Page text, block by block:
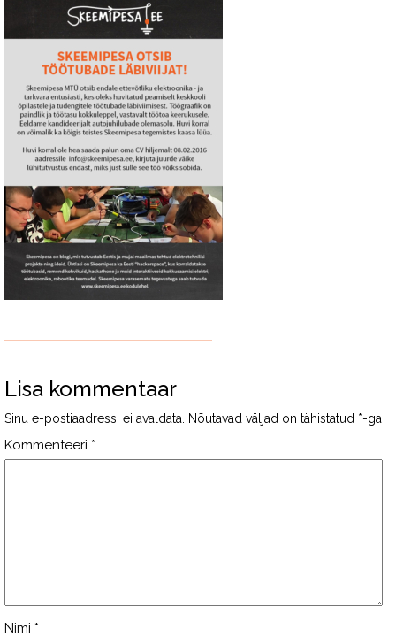
Lisa kommentaar
Sinu e-postiaadressi ei avaldata. Nõutavad väljad on tähistatud *-ga
Kommenteeri *
Nimi *